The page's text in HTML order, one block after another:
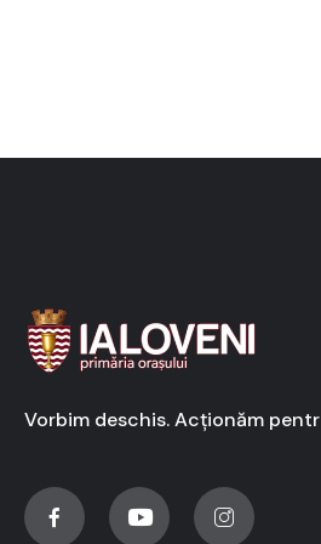
Vorbim deschis. Acționăm